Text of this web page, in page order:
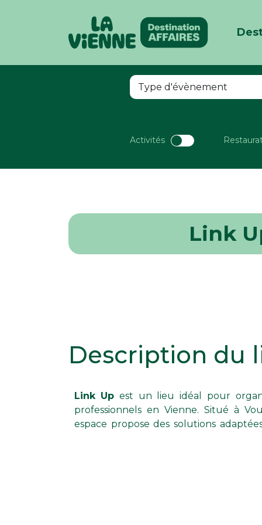
Activités
Link
Description du
Link Up est un lieu idéal pour
professionnels en Vienne. Situé à Vouneuil-Sous-Biard, cet
espace propose des solutions
congrès et réunions d'affaires. La
(LVDA) vous accompagne dans l'organisation de votre
Panneau de gestion des cookies